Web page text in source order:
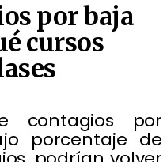
por baja
cursos
contagios por
porcentaje de